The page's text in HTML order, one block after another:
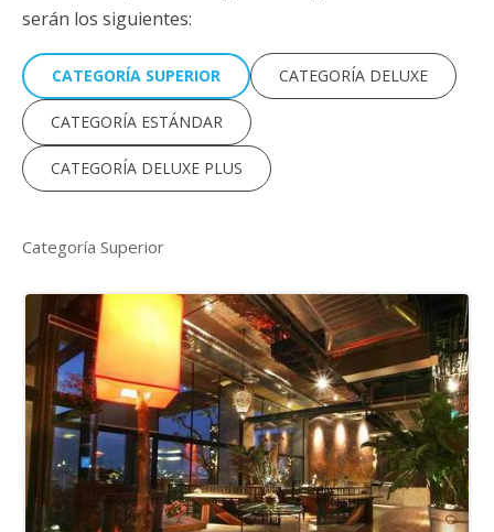
Día 6 a 10 : Días libres en Krabi. Opción 6 y 7
noches.
Días libres para explorar Krabi (6 o 7 noches, según opción
elegida), sus impresionantes playas, sus templos, su vida
nocturna y por supuesto su famosa gastronomía. Además,
dispones de nuestras excursiones opcionales para completar tu
estancia si así lo deseas . Alojamiento.
RÉGIMEN
Según régimen seleccionado.
Transporte
A tu aire
serán los siguientes:
CATEGORÍA SUPERIOR CATEGORÍA DELUXE
CATEGORÍA ESTÁNDAR
CATEGORÍA DELUXE PLUS
Categoría Superior